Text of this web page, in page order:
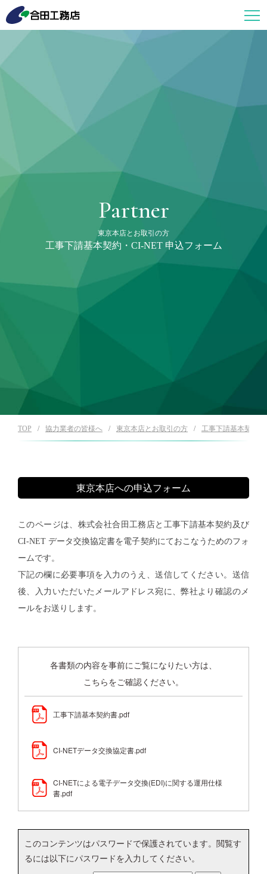
Partner
東京本店とお取引の方
工事下請基本契約・CI-NET 申込フォーム
TOP 協力業者の皆様へ 東京本店とお取引の方 工事下請基本契約
東京本店への申込フォーム
このページは、株式会社合田工務店と工事下請基本契約及び
CI-NET データ交換協定書を電子契約にておこなうためのフォ
ームです。
下記の欄に必要事項を入力のうえ、送信してください。送信
後、入力いただいたメールアドレス宛に、弊社より確認のメ
ールをお送りします。
各書類の内容を事前にご覧になりたい方は、
こちらをご確認ください。
工事下請基本契約書.pdf
CI-NETデータ交換協定書.pdf
CI-NETによる電子データ交換(EDI)に関する運用仕様
書.pdf
このコンテンツはパスワードで保護されています。閲覧す
るには以下にパスワードを入力してください。